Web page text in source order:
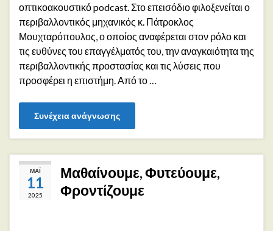
οπτικοακουστικό podcast. Στο επεισόδιο φιλοξενείται ο
περιβαλλοντικός μηχανικός κ. Πάτροκλος
Μουχταρόπουλος, ο οποίος αναφέρεται στον ρόλο και
τις ευθύνες του επαγγέλματός του, την αναγκαιότητα της
περιβαλλοντικής προστασίας και τις λύσεις που
προσφέρει η επιστήμη. Από το …
Συνέχεια ανάγνωσης
ΜΆΙ
11
2025
Μαθαίνουμε, Φυτεύουμε,
Φροντίζουμε